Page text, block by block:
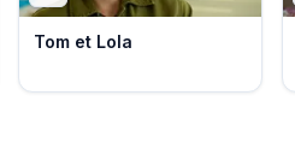
Tom et Lola